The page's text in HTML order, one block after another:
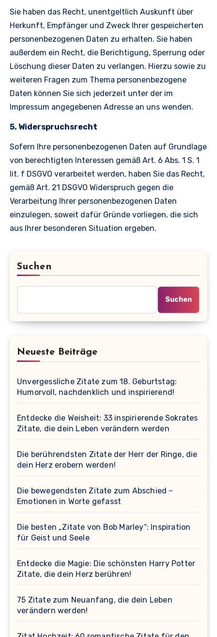
Sie haben das Recht, unentgeltlich Auskunft über
Herkunft, Empfänger und Zweck Ihrer gespeicherten
personenbezogenen Daten zu erhalten. Sie haben
außerdem ein Recht, die Berichtigung, Sperrung oder
Löschung dieser Daten zu verlangen. Hierzu sowie zu
weiteren Fragen zum Thema personenbezogene
Daten können Sie sich jederzeit unter der im
Impressum angegebenen Adresse an uns wenden.
5. Widerspruchsrecht
Sofern Ihre personenbezogenen Daten auf Grundlage
von berechtigten Interessen gemäß Art. 6 Abs. 1 S. 1
lit. f DSGVO verarbeitet werden, haben Sie das Recht,
gemäß Art. 21 DSGVO Widerspruch gegen die
Verarbeitung Ihrer personenbezogenen Daten
einzulegen, soweit dafür Gründe vorliegen, die sich
aus Ihrer besonderen Situation ergeben.
Suchen
Suchen
Neueste Beiträge
Unvergessliche Zitate zum 18. Geburtstag:
Humorvoll, nachdenklich und inspirierend!
Entdecke die Weisheit: 33 inspirierende Sokrates
Zitate, die dein Leben verändern werden
Die berührendsten Zitate der Herr der Ringe, die
dein Herz erobern werden!
Die bewegendsten Zitate zum Abschied –
Emotionen in Worte gefasst
Die besten „Zitate von Bob Marley“: Inspiration
für Geist und Seele
Entdecke die Magie: Die schönsten Harry Potter
Zitate, die dein Herz berühren!
75 Zitate zum Neuanfang, die dein Leben
verändern werden!